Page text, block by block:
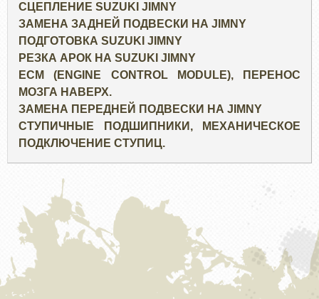
СЦЕПЛЕНИЕ SUZUKI JIMNY
ЗАМЕНА ЗАДНЕЙ ПОДВЕСКИ НА JIMNY
ПОДГОТОВКА SUZUKI JIMNY
РЕЗКА АРОК НА SUZUKI JIMNY
ECM (ENGINE CONTROL MODULE), ПЕРЕНОС
МОЗГА НАВЕРХ.
ЗАМЕНА ПЕРЕДНЕЙ ПОДВЕСКИ НА JIMNY
СТУПИЧНЫЕ ПОДШИПНИКИ, МЕХАНИЧЕСКОЕ
ПОДКЛЮЧЕНИЕ СТУПИЦ.